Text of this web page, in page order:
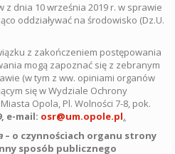
dnia 10 września 2019 r. w sprawie
oddziaływać na środowisko (Dz.U.
z zakończeniem postępowania
mogą zapoznać się z zebranym
(w tym z ww. opiniami organów
się w Wydziale Ochrony
Opola, Pl. Wolności 7-8, pok.
e-mail: osr@um.opole.pl.
– o czynnościach organu strony
sposób publicznego